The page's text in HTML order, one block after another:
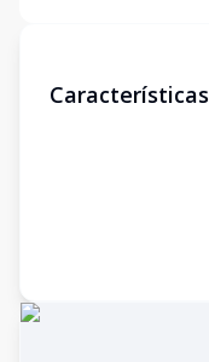
Características